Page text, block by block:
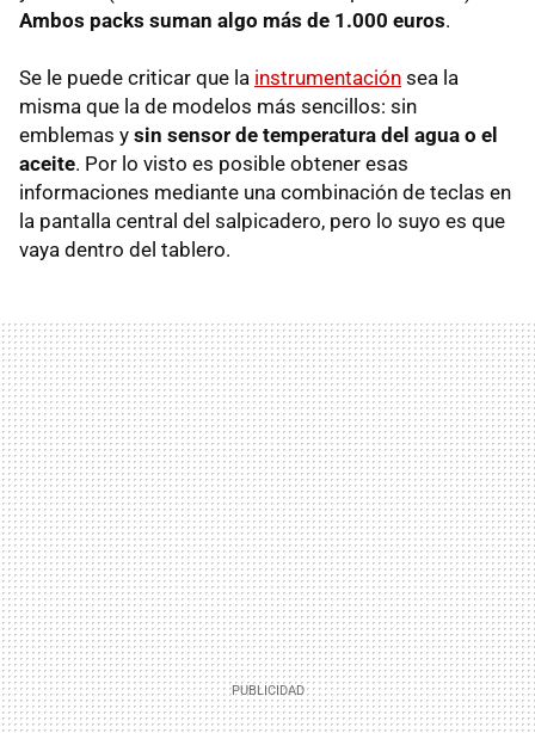
Ambos packs suman algo más de 1.000 euros.
Se le puede criticar que la instrumentación sea la
misma que la de modelos más sencillos: sin
emblemas y sin sensor de temperatura del agua o el
aceite. Por lo visto es posible obtener esas
informaciones mediante una combinación de teclas en
la pantalla central del salpicadero, pero lo suyo es que
vaya dentro del tablero.